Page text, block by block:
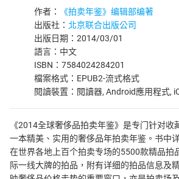
作者：
《拍卖年鉴》编辑部编著
出版社： 北京联合出版公司
出版日期：2014/03/01
語言：中文
ISBN：7584024284201
檔案格式：EPUB2-流式格式
閱讀裝置：閱讀器, Android應用程式,
《2014全球奢侈品拍卖年鉴》是专门针对收
一本精美、实用的奢侈品年拍卖年鉴。书中
在世界各地上百个拍卖专场的5500款精品拍
际一线大牌的拍品，附有详细的拍品信息及